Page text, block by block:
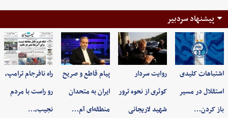
پیشنهاد سردبیر
اشتباهات کلیدی
استقلال در مسیر
باز کردن…
روایت سردار
کوثری از نحوه ترور
شهید لاریجانی
پیام قاطع و صریح
ایران به متحدان
منطقه‌ای آم…
راه نافرجام ترامپ،
رو راست با مردم
نجیب،…